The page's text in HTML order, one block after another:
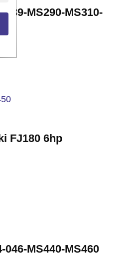
039-MS290-MS310-
FJ180 6hp
046-MS440-MS460